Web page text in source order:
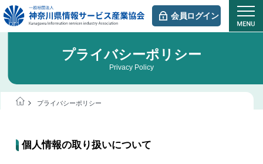
会員ログイン
プライバシーポリシー
Privacy Policy
プライバシーポリシー
個人情報の取り扱いについて